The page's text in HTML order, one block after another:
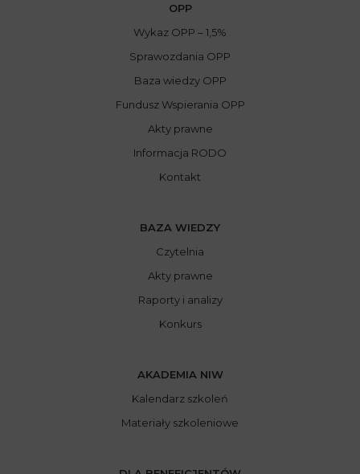
OPP
Wykaz OPP – 1,5%
Sprawozdania OPP
Baza wiedzy OPP
Fundusz Wspierania OPP
Akty prawne
Informacja RODO
Kontakt
BAZA WIEDZY
Czytelnia
Akty prawne
Raporty i analizy
Konkurs
AKADEMIA NIW
Kalendarz szkoleń
Materiały szkoleniowe